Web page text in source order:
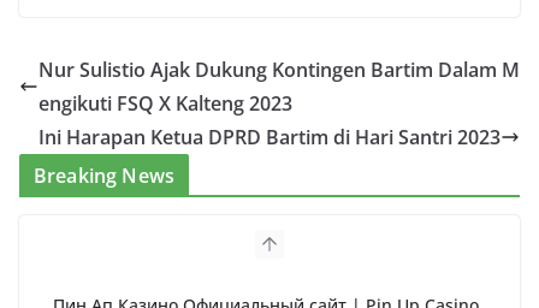
Nur Sulistio Ajak Dukung Kontingen Bartim Dalam M
engikuti FSQ X Kalteng 2023
Ini Harapan Ketua DPRD Bartim di Hari Santri 2023
Breaking News